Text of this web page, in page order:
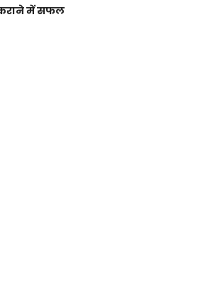
कराने में सफल